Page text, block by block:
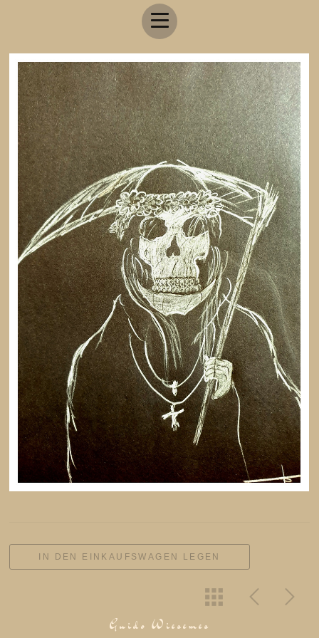
Guido Wiesemes
IN DEN EINKAUFSWAGEN LEGEN